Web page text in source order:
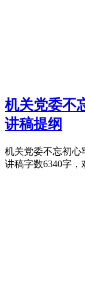
机关党委不
讲稿提纲
机关党委不忘初心
讲稿字数6340字，